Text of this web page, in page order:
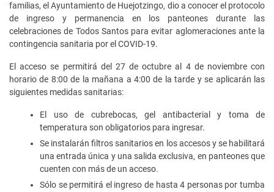
familias, el Ayuntamiento de Huejotzingo, dio a conocer el protocolo
de ingreso y permanencia en los panteones durante las
celebraciones de Todos Santos para evitar aglomeraciones ante la
contingencia sanitaria por el COVID-19.
El acceso se permitirá del 27 de octubre al 4 de noviembre con
horario de 8:00 de la mañana a 4:00 de la tarde y se aplicarán las
siguientes medidas sanitarias:
El uso de cubrebocas, gel antibacterial y toma de
temperatura son obligatorios para ingresar.
Se instalarán filtros sanitarios en los accesos y se habilitará
una entrada única y una salida exclusiva, en panteones que
cuenten con más de un acceso.
Sólo se permitirá el ingreso de hasta 4 personas por tumba